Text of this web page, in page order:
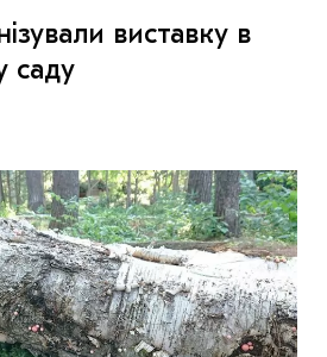
НОВИНИ
АФІША
ІНТЕРВ’Ю
КОЛОНКИ
AT VENICE BIENNALE
2022
МАРГІНАЛІЇ
виставку в
саду